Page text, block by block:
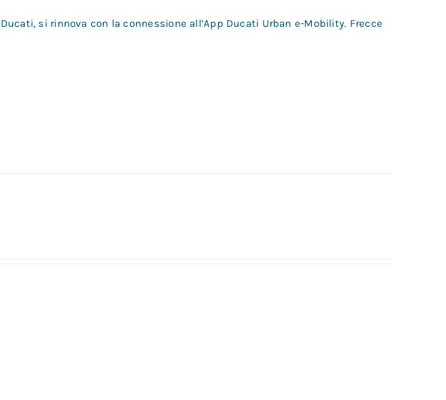
si rinnova con la connessione all’App Ducati Urban e-Mobility. Frecce